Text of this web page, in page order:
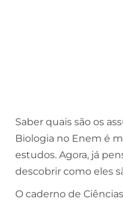
Saber quais são os
Biologia no Enem é
estudos. Agora, já
descobrir como eles
O caderno de